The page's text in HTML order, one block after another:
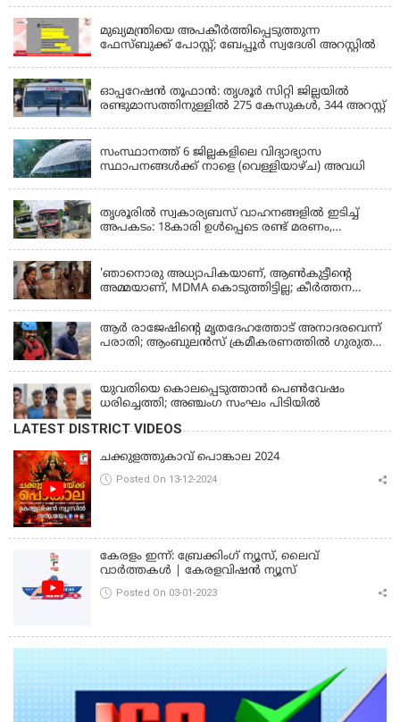
മുഖ്യമന്ത്രിയെ അപകീർത്തിപ്പെടുത്തുന്ന
ഫേസ്‌ബുക്ക് പോസ്റ്റ്; ബേപ്പൂർ സ്വദേശി അറസ്റ്റിൽ
ഓപ്പറേഷൻ തൂഫാൻ: തൃശൂർ സിറ്റി ജില്ലയിൽ
രണ്ടുമാസത്തിനുള്ളിൽ 275 കേസുകൾ, 344 അറസ്റ്റ്
സംസ്ഥാനത്ത് 6 ജില്ലകളിലെ വിദ്യാഭ്യാസ
സ്ഥാപനങ്ങൾക്ക് നാളെ (വെള്ളിയാഴ്ച) അവധി
തൃശൂരിൽ സ്വകാര്യബസ് വാഹനങ്ങളില്‍ ഇടിച്ച്
അപകടം: 18കാരി ഉൾപ്പെടെ രണ്ട് മരണം,
'ഞാനൊരു അധ്യാപികയാണ്, ആണ്‍കുട്ടീന്റെ
അമ്മയാണ്‌, MDMA കൊടുത്തിട്ടില്ല; കീർത്തന
ആര്‍ രാജേഷിന്റെ മൃതദേഹത്തോട് അനാദരവെന്ന്
പരാതി; ആംബുലന്‍സ് ക്രമീകരണത്തില്‍ ഗുരുതര
ഫ്രീസര്‍ സംവിധാനം ഇല്ലാതെയെന്നും ആരോപണം
യുവതിയെ കൊലപ്പെടുത്താൻ പെൺവേഷം
ധരിച്ചെത്തി; അഞ്ചംഗ സംഘം പിടിയിൽ
LATEST DISTRICT VIDEOS
ചക്കുളത്തുകാവ് പൊങ്കാല 2024
Posted On 13-12-2024
കേരളം ഇന്ന്: ബ്രേക്കിംഗ് ന്യൂസ്, ലൈവ്
വാർത്തകൾ | കേരളവിഷൻ ന്യൂസ്
Posted On 03-01-2023